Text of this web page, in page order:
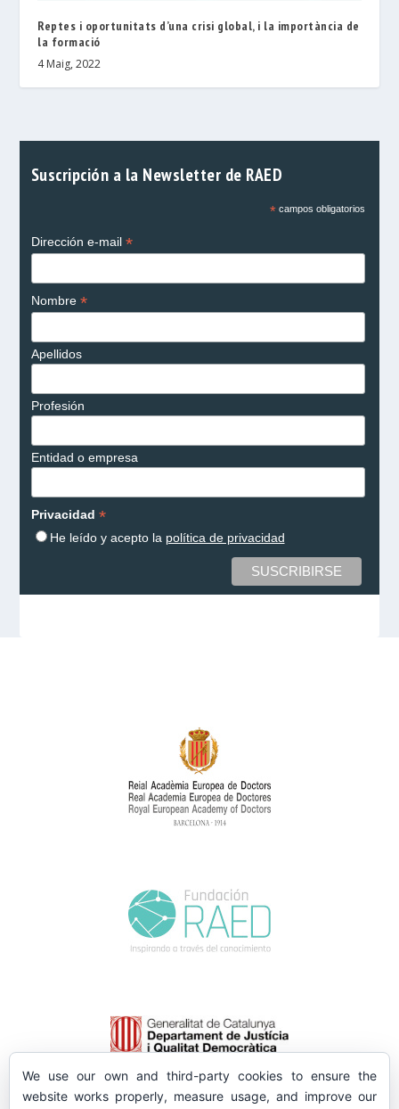
Reptes i oportunitats d’una crisi global, i la importància de
la formació
4 Maig, 2022
Suscripción a la Newsletter de RAED
*campos obligatorios
Dirección e-mail *
Nombre *
Apellidos
Profesión
Entidad o empresa
Privacidad *
He leído y acepto la política de privacidad
We use our own and third-party cookies to ensure the
website works properly, measure usage, and improve our